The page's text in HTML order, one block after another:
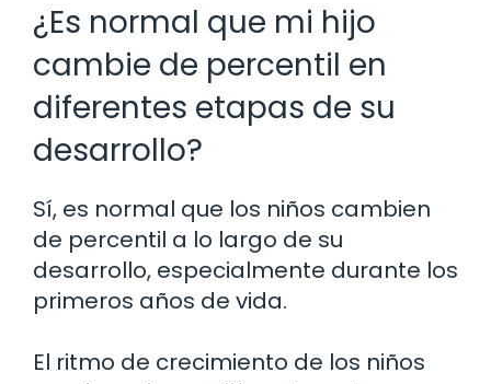
¿Es normal que mi hijo
cambie de percentil en
diferentes etapas de su
desarrollo?
Sí, es normal que los niños cambien
de percentil a lo largo de su
desarrollo, especialmente durante los
primeros años de vida.
El ritmo de crecimiento de los niños